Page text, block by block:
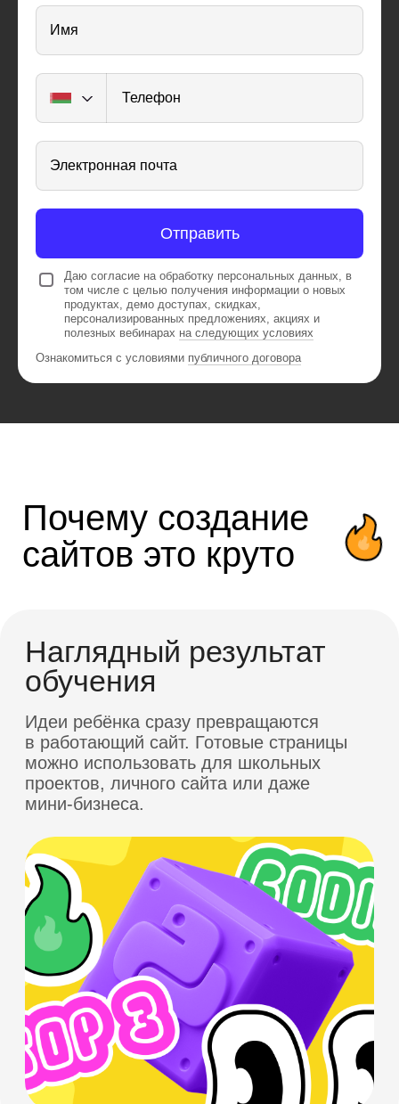
Имя
Телефон
Электронная почта
Отправить
Даю согласие на обработку персональных данных, в
том числе с целью получения информации о новых
продуктах, демо доступах, скидках,
персонализированных предложениях, акциях и
полезных вебинарах на следующих условиях
Ознакомиться с условиями публичного договора
Развитие soft-skills
Ребёнок научится разделять большие
решения и обсуждать прогресс
с командой. Это поможет развить
ответственность, навыки коммуникации
и умение договариваться.
Всестороннее развитие
ребёнка — уделяем
мягким навыкам
Постановка и решение задач
Командная работа
Навыки эффективной коммуникации
Управление временем в решении задач
Презентация проекта